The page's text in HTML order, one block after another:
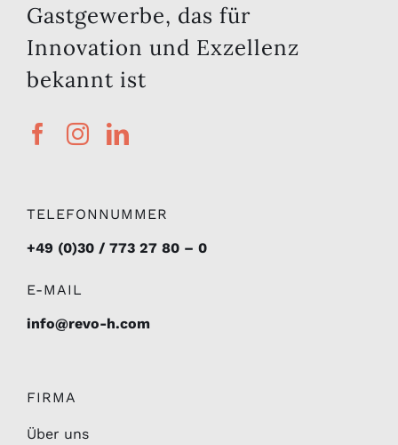
Gastgewerbe, das für
Innovation und Exzellenz
bekannt ist
TELEFONNUMMER
+49 (0)30 / 773 27 80 – 0
E-MAIL
info@revo-h.com
FIRMA
Über uns